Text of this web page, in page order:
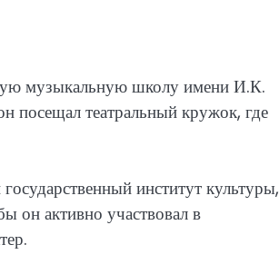
музыкальную школу имени И.К.
посещал театральный кружок, где
институт культуры,
он активно участвовал в